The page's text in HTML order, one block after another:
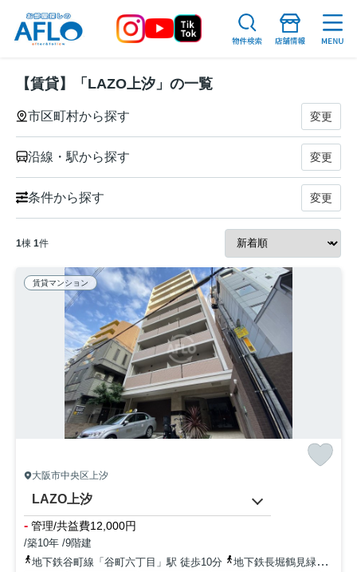
【賃貸】「LAZO上汐」の一覧
市区町村から探す 変更
沿線・駅から探す 変更
条件から探す 変更
1棟 1件
賃貸マンション
大阪市中央区上汐
LAZO上汐
- 管理/共益費12,000円
/築10年 /9階建
地下鉄谷町線「谷町六丁目」駅 徒歩10分
地下鉄長堀鶴見緑地「松屋町」駅 徒歩13分